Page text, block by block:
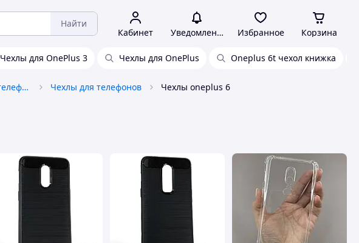
Найти
Кабинет Уведомления Избранное Корзина
Чехлы для OnePlus 3 Чехлы для OnePlus Oneplus 6t чехол книжка
Аксессуары для мобильных телефонов Чехлы для телефонов Чехлы oneplus 6